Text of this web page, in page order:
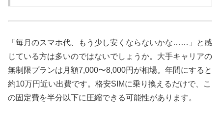
「毎月のスマホ代、もう少し安くならないかな……」と感
じている方は多いのではないでしょうか。大手キャリアの
無制限プランは月額7,000〜8,000円が相場。年間にすると
約10万円近い出費です。格安SIMに乗り換えるだけで、こ
の固定費を半分以下に圧縮できる可能性があります。